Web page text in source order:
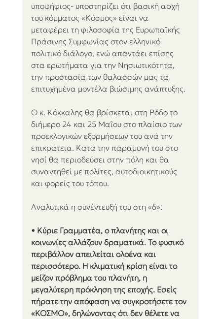
υποψήφιος- υποστηρίζει ότι βασική αρχή
του κόμματος «Κόσμος» είναι να
μεταφέρει τη φιλοσοφία της Ευρωπαϊκής
Πράσινης Συμφωνίας στον ελληνικό
πολιτικό διάλογο, ενώ απαντάει επίσης
στα ερωτήματα για την Νησιωτικότητα,
την προστασία των θαλασσών μας τα
επιτυχημένα μοντέλα βιώσιμης ανάπτυξης.
Ο κ. Κόκκαλης θα βρίσκεται στη Ρόδο το
διήμερο 24 και 25 Μαΐου στο πλαίσιο των
προεκλογικών εξορμήσεων του ανά την
επικράτεια. Κατά την παραμονή του στο
νησί θα περιοδεύσει στην πόλη και θα
συναντηθεί με πολίτες, αυτοδιοικητικούς
και φορείς του τόπου.
Αναλυτικά η συνέντευξή του στη «δ»:
• Κύριε Γραμματέα, ο πλανήτης και οι
κοινωνίες αλλάζουν δραματικά. Το φυσικό
περιβάλλον απειλείται ολοένα και
περισσότερο. Η κλιματική κρίση είναι το
μείζον πρόβλημα του πλανήτη, η
μεγαλύτερη πρόκληση της εποχής. Εσείς
πήρατε την απόφαση να συγκροτήσετε τον
«ΚΟΣΜΟ», δηλώνοντας ότι δεν θέλετε να